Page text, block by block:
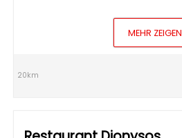
MEHR ZEIGEN
20km